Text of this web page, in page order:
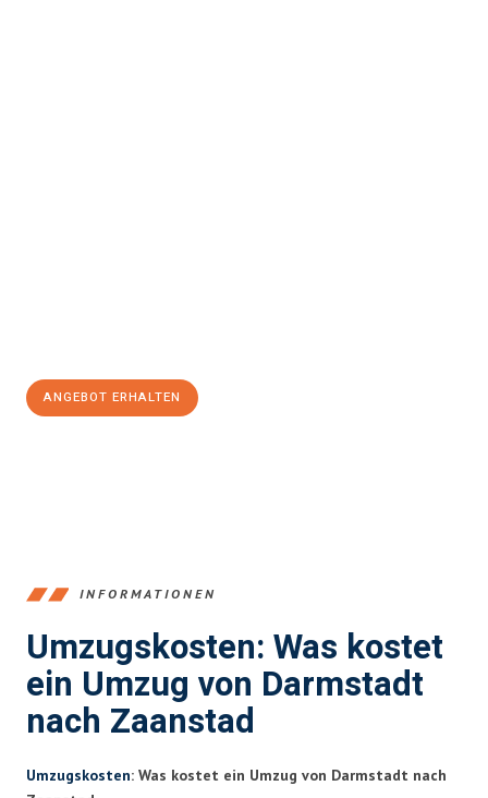
ANGEBOT ERHALTEN
INFORMATIONEN
Umzugskosten: Was kostet
ein Umzug von Darmstadt
nach Zaanstad
Umzugskosten: Was kostet ein Umzug von Darmstadt nach